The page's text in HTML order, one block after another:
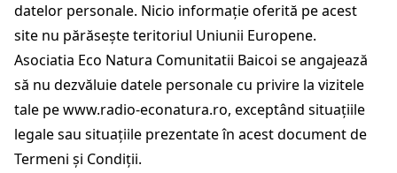
datelor personale. Nicio informație oferită pe acest
site nu părăsește teritoriul Uniunii Europene.
Asociatia Eco Natura Comunitatii Baicoi se angajează
să nu dezvăluie datele personale cu privire la vizitele
tale pewww.radio-econatura.ro, exceptând situațiile
legale sau situațiile prezentate în acest document de
Termeni și Condiții.